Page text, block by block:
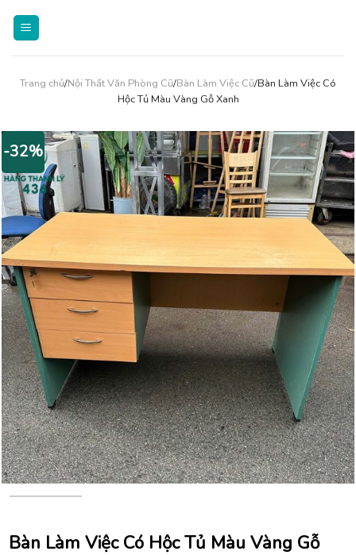
Trang chủ/Nội Thất Văn Phòng Cũ/Bàn Làm Việc Cũ/Bàn Làm Việc Có
Hộc Tủ Màu Vàng Gỗ Xanh
-32%
Bàn Làm Việc Có Hộc Tủ Màu Vàng Gỗ